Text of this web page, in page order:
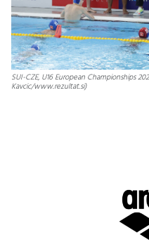
SUI-CZE, U16 European Championships
Kavcic/www.rezultat.si)